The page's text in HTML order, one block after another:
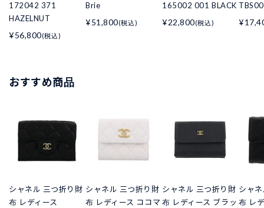
172042 371
HAZELNUT
¥56,800(税込)
Brie
¥51,800(税込)
165002 001 BLACK
¥22,800(税込)
おすすめ商品
シャネル 三つ折り財
布 レディース
シャネル 三つ折り財
布 レディース ココマ
シャネル 三つ折り財
布 レディース ブラッ
シャ
布 レ